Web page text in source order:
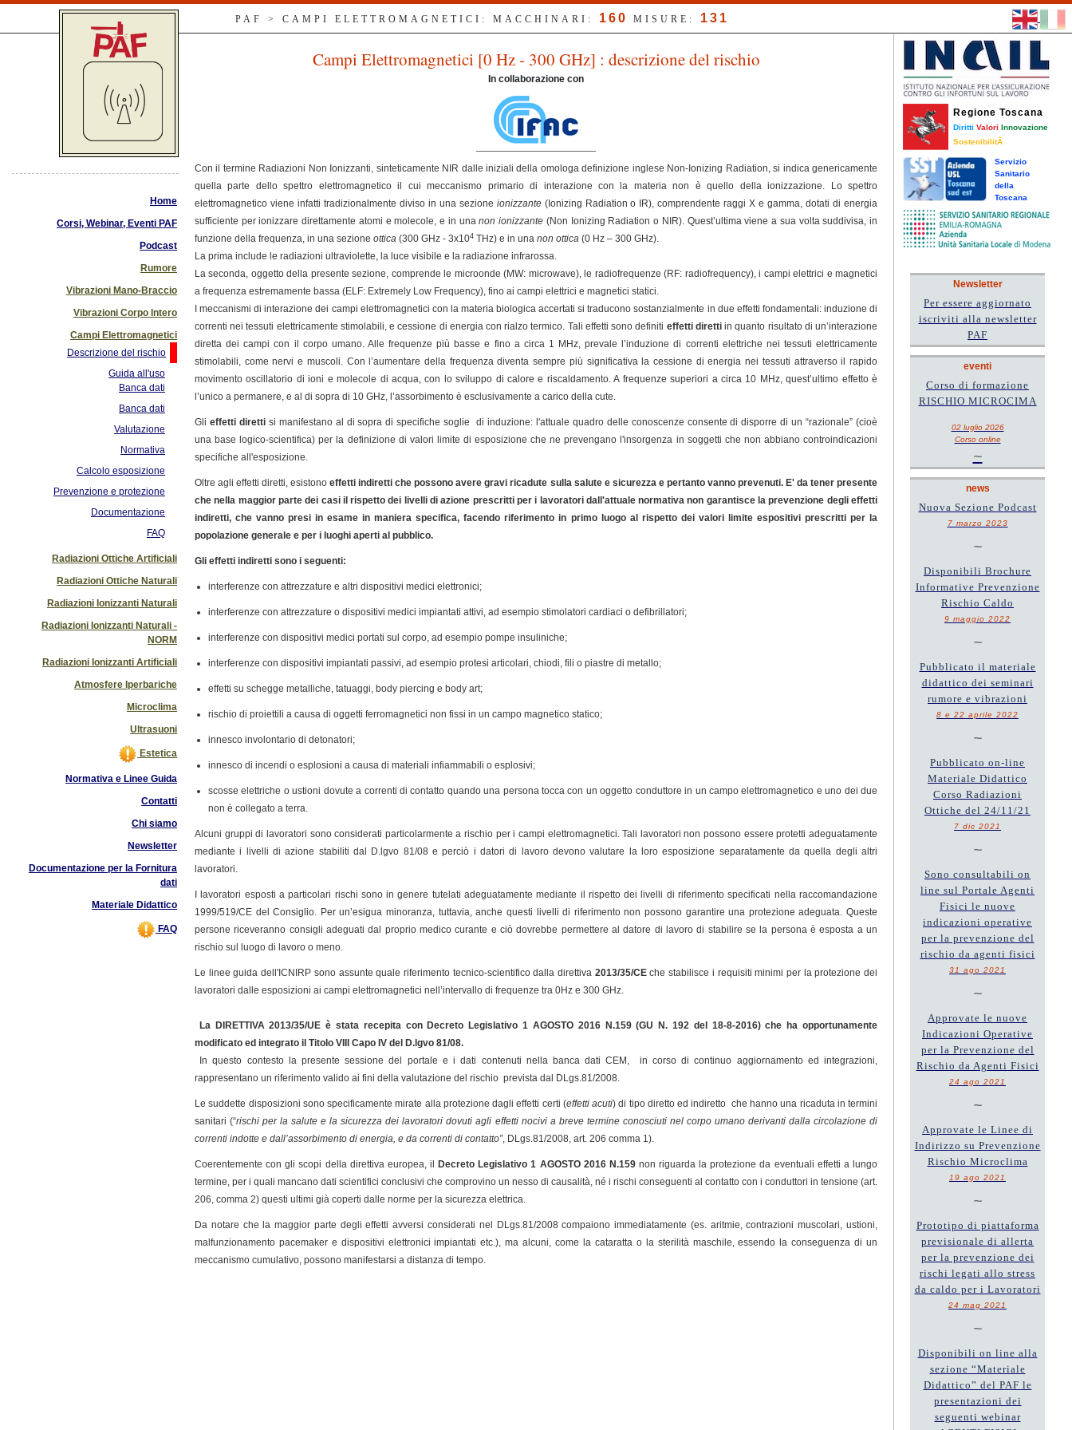
PAF > CAMPI ELETTROMAGNETICI: MACCHINARI: 160 MISURE: 131
Home
Corsi, Webinar, Eventi PAF
Podcast
Rumore
Vibrazioni Mano-Braccio
Vibrazioni Corpo Intero
Campi Elettromagnetici
Descrizione del rischio
Guida all'uso
Banca dati
Banca dati
Valutazione
Normativa
Calcolo esposizione
Prevenzione e protezione
Documentazione
FAQ
Radiazioni Ottiche Artificiali
Radiazioni Ottiche Naturali
Radiazioni Ionizzanti Naturali
Radiazioni Ionizzanti Naturali -
NORM
Radiazioni Ionizzanti Artificiali
Atmosfere Iperbariche
Microclima
Ultrasuoni
Estetica
Normativa e Linee Guida
Contatti
Chi siamo
Newsletter
Documentazione per la Fornitura
dati
Materiale Didattico
FAQ
Campi Elettromagnetici [0 Hz - 300 GHz] : descrizione del rischio
In collaborazione con
Con il termine Radiazioni Non Ionizzanti, sinteticamente NIR dalle iniziali della omologa definizione inglese Non-Ionizing Radiation, si indica genericamente
quella parte dello spettro elettromagnetico il cui meccanismo primario di interazione con la materia non è quello della ionizzazione. Lo spettro
elettromagnetico viene infatti tradizionalmente diviso in una sezione ionizzante(Ionizing Radiation o IR), comprendente raggi X e gamma, dotati di energia
sufficiente per ionizzare direttamente atomi e molecole, e in unanon ionizzante (Non Ionizing Radiation o NIR). Quest’ultima viene a sua volta suddivisa, in
funzione della frequenza, in una sezione ottica (300 GHz - 3x104 THz) e in una non ottica (0 Hz – 300 GHz).
La prima include le radiazioni ultraviolette, la luce visibile e la radiazione infrarossa.
La seconda, oggetto della presente sezione, comprende le microonde (MW: microwave), le radiofrequenze (RF: radiofrequency), i campi elettrici e magnetici
a frequenza estremamente bassa (ELF: Extremely Low Frequency), fino ai campi elettrici e magnetici statici.
I meccanismi di interazione dei campi elettromagnetici con la materia biologica accertati si traducono sostanzialmente in due effetti fondamentali: induzione di
correnti nei tessuti elettricamente stimolabili, e cessione di energia con rialzo termico. Tali effetti sono definiti effetti direttiin quanto risultato di un’interazione
diretta dei campi con il corpo umano. Alle frequenze più basse e fino a circa 1 MHz, prevale l’induzione di correnti elettriche nei tessuti elettricamente
stimolabili, come nervi e muscoli. Con l’aumentare della frequenza diventa sempre più significativa la cessione di energia nei tessuti attraverso il rapido
movimento oscillatorio di ioni e molecole di acqua, con lo sviluppo di calore e riscaldamento. A frequenze superiori a circa 10 MHz, quest’ultimo effetto è
l’unico a permanere, e al di sopra di 10 GHz, l’assorbimento è esclusivamente a carico della cute.
Gli effetti diretti si manifestano al di sopra di specifiche soglie di induzione: l'attuale quadro delle conoscenze consente di disporre di un “razionale” (cioè
una base logico-scientifica) per la definizione di valori limite di esposizione che ne prevengano l'insorgenza in soggetti che non abbiano controindicazioni
specifiche all'esposizione.
Oltre agli effetti diretti, esistonoeffetti indiretti che possono avere gravi ricadute sulla salute e sicurezza e pertanto vanno prevenuti. E' da tener presente
che nella maggior parte dei casi il rispetto dei livelli di azione prescritti per i lavoratori dall'attuale normativa non garantisce la prevenzione degli effetti
indiretti, che vanno presi in esame in maniera specifica, facendo riferimento in primo luogo al rispetto dei valori limite espositivi prescritti per la
popolazione generale e per i luoghi aperti al pubblico.
Gli effetti indiretti sono i seguenti:
interferenze con attrezzature e altri dispositivi medici elettronici;
interferenze con attrezzature o dispositivi medici impiantati attivi, ad esempio stimolatori cardiaci o defibrillatori;
interferenze con dispositivi medici portati sul corpo, ad esempio pompe insuliniche;
interferenze con dispositivi impiantati passivi, ad esempio protesi articolari, chiodi, fili o piastre di metallo;
effetti su schegge metalliche, tatuaggi, body piercing e body art;
rischio di proiettili a causa di oggetti ferromagnetici non fissi in un campo magnetico statico;
innesco involontario di detonatori;
innesco di incendi o esplosioni a causa di materiali infiammabili o esplosivi;
scosse elettriche o ustioni dovute a correnti di contatto quando una persona tocca con un oggetto conduttore in un campo elettromagnetico e uno dei due
non è collegato a terra.
Alcuni gruppi di lavoratori sono considerati particolarmente a rischio per i campi elettromagnetici. Tali lavoratori non possono essere protetti adeguatamente
mediante i livelli di azione stabiliti dal D.lgvo 81/08 e perciò i datori di lavoro devono valutare la loro esposizione separatamente da quella degli altri
lavoratori.
I lavoratori esposti a particolari rischi sono in genere tutelati adeguatamente mediante il rispetto dei livelli di riferimento specificati nella raccomandazione
1999/519/CE del Consiglio. Per un’esigua minoranza, tuttavia, anche questi livelli di riferimento non possono garantire una protezione adeguata. Queste
persone riceveranno consigli adeguati dal proprio medico curante e ciò dovrebbe permettere al datore di lavoro di stabilire se la persona è esposta a un
rischio sul luogo di lavoro o meno.
Le linee guida dell'ICNIRP sono assunte quale riferimento tecnico-scientifico dalla direttiva 2013/35/CEche stabilisce i requisiti minimi per la protezione dei
lavoratori dalle esposizioni ai campi elettromagnetici nell’intervallo di frequenze tra 0Hz e 300 GHz.
La DIRETTIVA 2013/35/UE è stata recepita con Decreto Legislativo 1 AGOSTO 2016 N.159 (GU N. 192 del 18-8-2016) che ha opportunamente
modificato ed integrato il Titolo VIII Capo IV del D.lgvo 81/08.
In questo contesto la presente sessione del portale e i dati contenuti nella banca dati CEM, in corso di continuo aggiornamento ed integrazioni,
rappresentano un riferimento valido ai fini della valutazione del rischio prevista dal DLgs.81/2008.
Le suddette disposizioni sono specificamente mirate alla protezione dagli effetti certi (effetti acuti) di tipo diretto ed indiretto che hanno una ricaduta in termini
sanitari (“rischi per la salute e la sicurezza dei lavoratori dovuti agli effetti nocivi a breve termine conosciuti nel corpo umano derivanti dalla circolazione di
correnti indotte e dall’assorbimento di energia, e da correnti di contatto”, DLgs.81/2008, art. 206 comma 1).
Coerentemente con gli scopi della direttiva europea, il Decreto Legislativo 1 AGOSTO 2016 N.159non riguarda la protezione da eventuali effetti a lungo
termine, per i quali mancano dati scientifici conclusivi che comprovino un nesso di causalità, né i rischi conseguenti al contatto con i conduttori in tensione (art.
206, comma 2) questi ultimi già coperti dalle norme per la sicurezza elettrica.
Da notare che la maggior parte degli effetti avversi considerati nel DLgs.81/2008 compaiono immediatamente (es. aritmie, contrazioni muscolari, ustioni,
malfunzionamento pacemaker e dispositivi elettronici impiantati etc.), ma alcuni, come la cataratta o la sterilità maschile, essendo la conseguenza di un
meccanismo cumulativo, possono manifestarsi a distanza di tempo.
Regione Toscana
Diritti Valori Innovazione
SostenibilitÃ
Servizio
Sanitario
della
Toscana
Newsletter
Per essere aggiornato
iscriviti alla newsletter
PAF
eventi
Corso di formazione
RISCHIO MICROCIMA
02 luglio 2026
Corso online
~
news
Nuova Sezione Podcast
7 marzo 2023
~
Disponibili Brochure
Informative Prevenzione
Rischio Caldo
9 maggio 2022
~
Pubblicato il materiale
didattico dei seminari
rumore e vibrazioni
8 e 22 aprile 2022
~
Pubblicato on-line
Materiale Didattico
Corso Radiazioni
Ottiche del 24/11/21
7 dic 2021
~
Sono consultabili on
line sul Portale Agenti
Fisici le nuove
indicazioni operative
per la prevenzione del
rischio da agenti fisici
31 ago 2021
~
Approvate le nuove
Indicazioni Operative
per la Prevenzione del
Rischio da Agenti Fisici
24 ago 2021
~
Approvate le Linee di
Indirizzo su Prevenzione
Rischio Microclima
19 ago 2021
~
Prototipo di piattaforma
previsionale di allerta
per la prevenzione dei
rischi legati allo stress
da caldo per i Lavoratori
24 mag 2021
~
Disponibili on line alla
sezione “Materiale
Didattico” del PAF le
presentazioni dei
seguenti webinar